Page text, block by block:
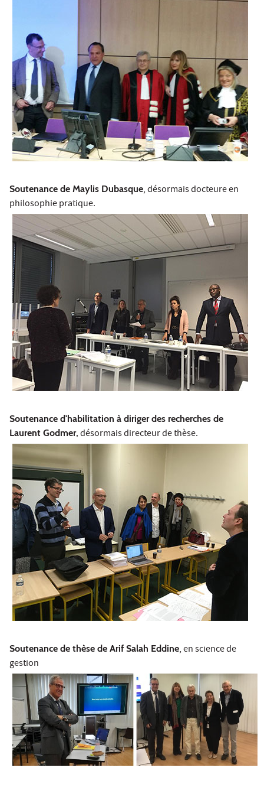
Soutenance de Maylis Dubasque, désormais docteure en
philosophie pratique.
Soutenance d'habilitation à diriger des recherches de
Laurent Godmer, désormais directeur de thèse.
Soutenance de thèse de Arif Salah Eddine, en science de
gestion